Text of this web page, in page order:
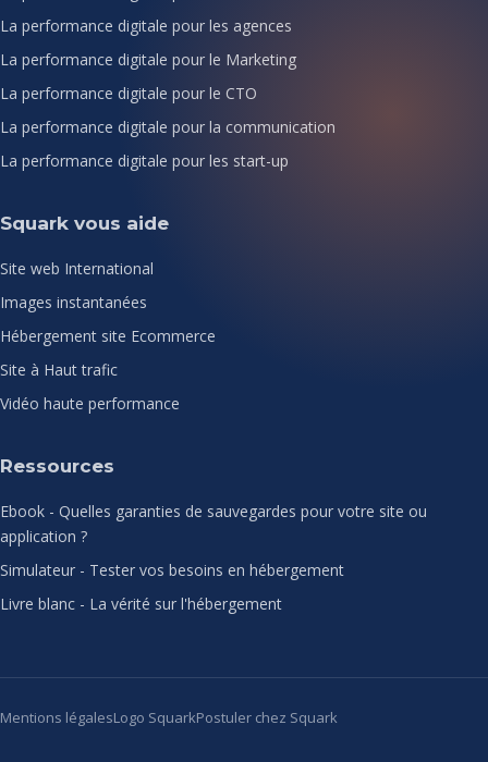
La performance digitale pour les agences
La performance digitale pour le Marketing
La performance digitale pour le CTO
La performance digitale pour la communication
La performance digitale pour les start-up
Squark vous aide
Site web International
Images instantanées
Hébergement site Ecommerce
Site à Haut trafic
Vidéo haute performance
Ressources
Ebook - Quelles garanties de sauvegardes pour votre site ou
application ?
Simulateur - Tester vos besoins en hébergement
Livre blanc - La vérité sur l'hébergement
Mentions légalesLogo SquarkPostuler chez Squark